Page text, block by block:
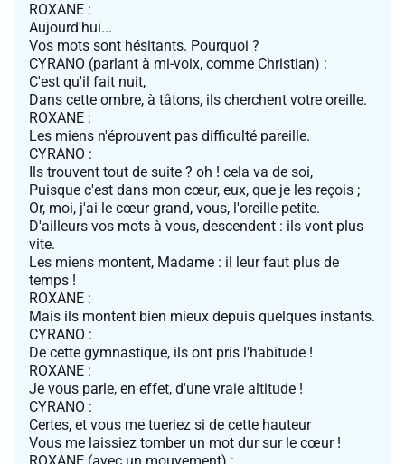
ROXANE :
Aujourd'hui...
Vos mots sont hésitants. Pourquoi ?
CYRANO (parlant à mi-voix, comme Christian) :
C'est qu'il fait nuit,
Dans cette ombre, à tâtons, ils cherchent votre oreille.
ROXANE :
Les miens n'éprouvent pas difficulté pareille.
CYRANO :
Ils trouvent tout de suite ? oh ! cela va de soi,
Puisque c'est dans mon cœur, eux, que je les reçois ;
Or, moi, j'ai le cœur grand, vous, l'oreille petite.
D'ailleurs vos mots à vous, descendent : ils vont plus
vite.
Les miens montent, Madame : il leur faut plus de
temps !
ROXANE :
Mais ils montent bien mieux depuis quelques instants.
CYRANO :
De cette gymnastique, ils ont pris l'habitude !
ROXANE :
Je vous parle, en effet, d'une vraie altitude !
CYRANO :
Certes, et vous me tueriez si de cette hauteur
Vous me laissiez tomber un mot dur sur le cœur !